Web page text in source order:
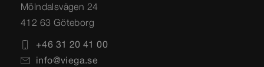
Mölndalsvägen 24
412 63 Göteborg
+46 31 20 41 00
info@viega.se